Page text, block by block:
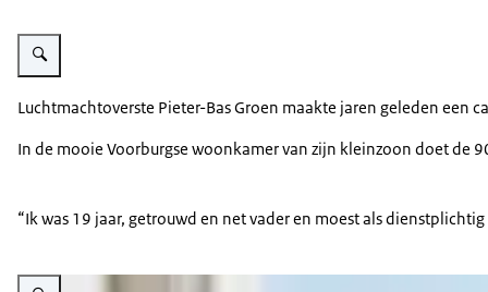
Vergroot afbeelding Antoon Groen en Pieter-Bas Groen.
Luchtmachtoverste Pieter-Bas Groen maakte jaren geleden een
In de mooie Voorburgse woonkamer van zijn kleinzoon doet de
“Ik was 19 jaar, getrouwd en net vader en moest als
Vergroot afbeelding Antoon Groen.